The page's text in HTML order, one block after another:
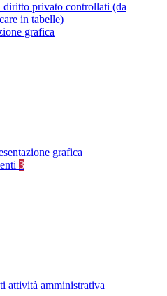
diritto privato controllati (da
in tabelle)
grafica
grafica
3
attività amministrativa